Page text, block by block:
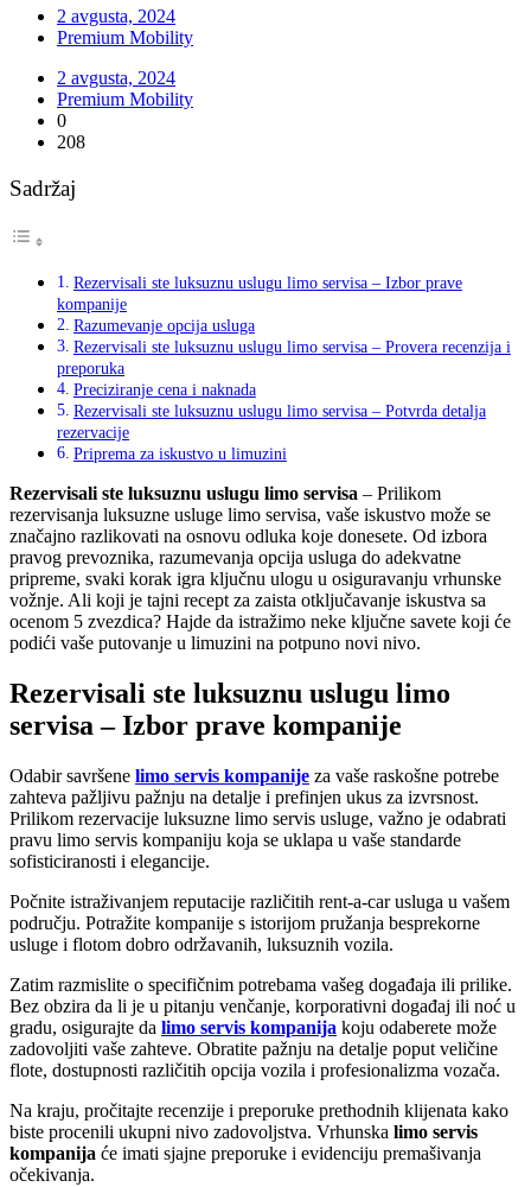
2 avgusta, 2024
Premium Mobility
2 avgusta, 2024
Premium Mobility
0
208
Sadržaj
Rezervisali ste luksuznu uslugu limo servisa – Izbor prave
kompanije
Razumevanje opcija usluga
Rezervisali ste luksuznu uslugu limo servisa – Provera recenzija i
preporuka
Preciziranje cena i naknada
Rezervisali ste luksuznu uslugu limo servisa – Potvrda detalja
rezervacije
Priprema za iskustvo u limuzini
Rezervisali ste luksuznu uslugu limo servisa – Prilikom
rezervisanja luksuzne usluge limo servisa, vaše iskustvo može se
značajno razlikovati na osnovu odluka koje donesete. Od izbora
pravog prevoznika, razumevanja opcija usluga do adekvatne
pripreme, svaki korak igra ključnu ulogu u osiguravanju vrhunske
vožnje. Ali koji je tajni recept za zaista otključavanje iskustva sa
ocenom 5 zvezdica? Hajde da istražimo neke ključne savete koji će
podići vaše putovanje u limuzini na potpuno novi nivo.
Rezervisali ste luksuznu uslugu limo
servisa – Izbor prave kompanije
Odabir savršene limo servis kompanije za vaše raskošne potrebe
zahteva pažljivu pažnju na detalje i prefinjen ukus za izvrsnost.
Prilikom rezervacije luksuzne limo servis usluge, važno je odabrati
pravu limo servis kompaniju koja se uklapa u vaše standarde
sofisticiranosti i elegancije.
Počnite istraživanjem reputacije različitih rent-a-car usluga u vašem
području. Potražite kompanije s istorijom pružanja besprekorne
usluge i flotom dobro održavanih, luksuznih vozila.
Zatim razmislite o specifičnim potrebama vašeg događaja ili prilike.
Bez obzira da li je u pitanju venčanje, korporativni događaj ili noć u
gradu, osigurajte da limo servis kompanija koju odaberete može
zadovoljiti vaše zahteve. Obratite pažnju na detalje poput veličine
flote, dostupnosti različitih opcija vozila i profesionalizma vozača.
Na kraju, pročitajte recenzije i preporuke prethodnih klijenata kako
biste procenili ukupni nivo zadovoljstva. Vrhunska limo servis
kompanija će imati sjajne preporuke i evidenciju premašivanja
očekivanja.